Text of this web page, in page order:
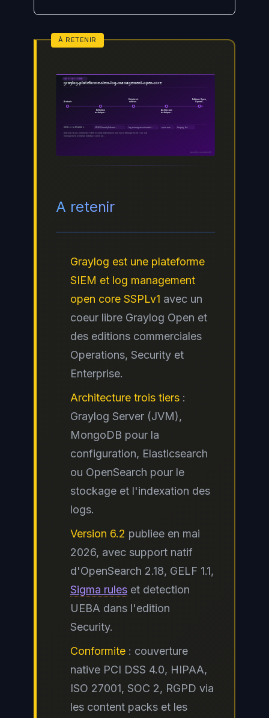
SOC ET DETECTION
graylog-plateforme-siem-log-management-open-core
A retenir
Definition
technique…
editeur…
Histoire et
Architecture
technique…
Operati…
Editions Open,
OUTILS / MÉTHODES : SIEM (Security Informa… log management central… open core Graylog, Inc.
Graylog est une plateforme SIEM (Security Information and Event Management) et de log
management centralise distribuee selon un…
ayinedjimi-consultants.fr
A retenir
Graylog est une plateforme
SIEM et log management
open core SSPLv1 avec un
coeur libre Graylog Open et
des editions commerciales
Operations, Security et
Enterprise.
Architecture trois tiers :
Graylog Server (JVM),
MongoDB pour la
configuration, Elasticsearch
ou OpenSearch pour le
stockage et l'indexation des
logs.
Version 6.2 publiee en mai
2026, avec support natif
d'OpenSearch 2.18, GELF 1.1,
Sigma rules et detection
UEBA dans l'edition
Security.
Conformite : couverture
native PCI DSS 4.0, HIPAA,
ISO 27001, SOC 2, RGPD via
les content packs et les